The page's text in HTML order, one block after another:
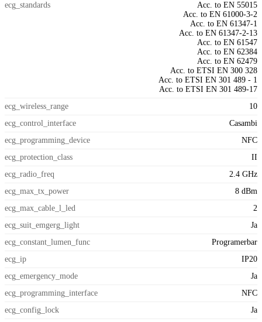
ecg_standards
Acc. to EN 55015
Acc. to EN 61000-3-2
Acc. to EN 61347-1
Acc. to EN 61347-2-13
Acc. to EN 61547
Acc. to EN 62384
Acc. to EN 62479
Acc. to ETSI EN 300 328
Acc. to ETSI EN 301 489 - 1
Acc. to ETSI EN 301 489-17
ecg_wireless_range
10
ecg_control_interface
Casambi
ecg_programming_device
NFC
ecg_protection_class
II
ecg_radio_freq
2.4 GHz
ecg_max_tx_power
8 dBm
ecg_max_cable_l_led
2
ecg_suit_emgerg_light
Ja
ecg_constant_lumen_func
Programerbar
ecg_ip
IP20
ecg_emergency_mode
Ja
ecg_programming_interface
NFC
ecg_config_lock
Ja